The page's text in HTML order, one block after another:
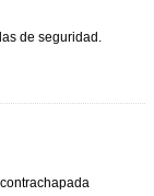
de seguridad.